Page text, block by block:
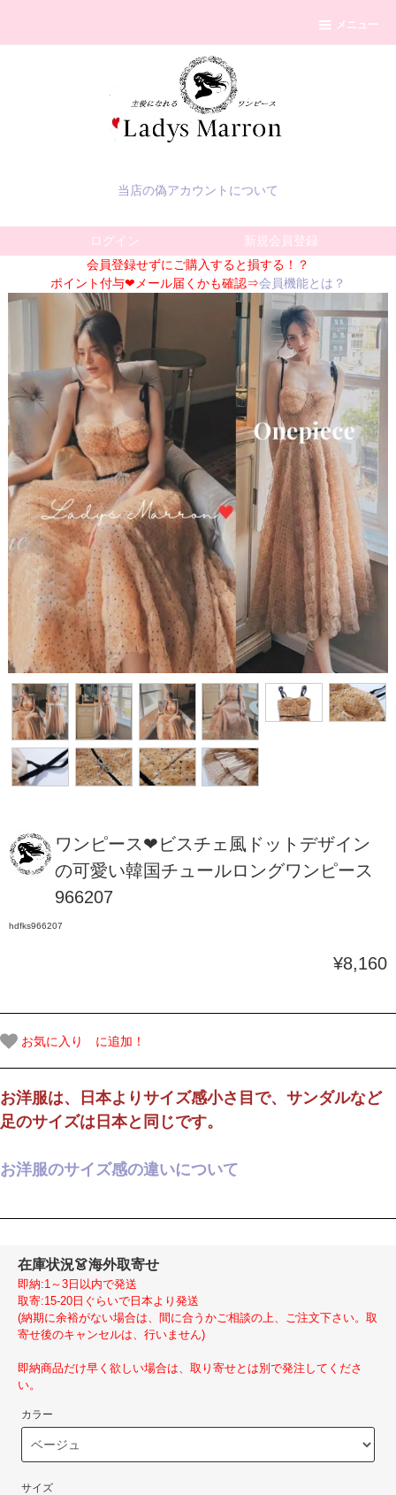
メニュー
当店の偽アカウントについて
ログイン
新規会員登録
会員登録せずにご購入すると損する！？
ポイント付与❤メール届くかも確認⇒会員機能とは？
ワンピース❤ビスチェ風ドットデザイン
の可愛い韓国チュールロングワンピース
966207
hdfks966207
¥8,160
お気に入り に追加！
お洋服は、日本よりサイズ感小さ目で、サンダルなど
足のサイズは日本と同じです。
お洋服のサイズ感の違いについて
在庫状況👗海外取寄せ
即納:1～3日以内で発送
取寄:15-20日ぐらいで日本より発送
(納期に余裕がない場合は、間に合うかご相談の上、ご注文下さい。取
寄せ後のキャンセルは、行いません)
即納商品だけ早く欲しい場合は、取り寄せとは別で発注してくださ
い。
カラー
サイズ